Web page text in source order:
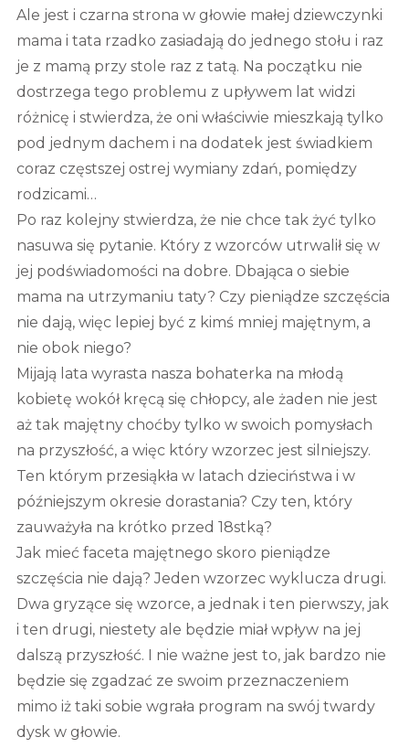
Ale jest i czarna strona w głowie małej dziewczynki
mama i tata rzadko zasiadają do jednego stołu i raz
je z mamą przy stole raz z tatą. Na początku nie
dostrzega tego problemu z upływem lat widzi
różnicę i stwierdza, że oni właściwie mieszkają tylko
pod jednym dachem i na dodatek jest świadkiem
coraz częstszej ostrej wymiany zdań, pomiędzy
rodzicami…
Po raz kolejny stwierdza, że nie chce tak żyć tylko
nasuwa się pytanie. Który z wzorców utrwalił się w
jej podświadomości na dobre. Dbająca o siebie
mama na utrzymaniu taty? Czy pieniądze szczęścia
nie dają, więc lepiej być z kimś mniej majętnym, a
nie obok niego?
Mijają lata wyrasta nasza bohaterka na młodą
kobietę wokół kręcą się chłopcy, ale żaden nie jest
aż tak majętny choćby tylko w swoich pomysłach
na przyszłość, a więc który wzorzec jest silniejszy.
Ten którym przesiąkła w latach dzieciństwa i w
późniejszym okresie dorastania? Czy ten, który
zauważyła na krótko przed 18stką?
Jak mieć faceta majętnego skoro pieniądze
szczęścia nie dają? Jeden wzorzec wyklucza drugi.
Dwa gryzące się wzorce, a jednak i ten pierwszy, jak
i ten drugi, niestety ale będzie miał wpływ na jej
dalszą przyszłość. I nie ważne jest to, jak bardzo nie
będzie się zgadzać ze swoim przeznaczeniem
mimo iż taki sobie wgrała program na swój twardy
dysk w głowie.